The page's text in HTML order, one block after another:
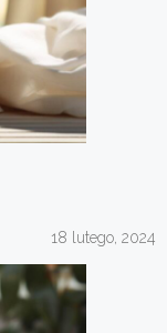
18 lutego, 2024